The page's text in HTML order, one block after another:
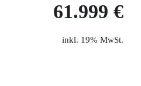
61.999 €
19% MwSt.